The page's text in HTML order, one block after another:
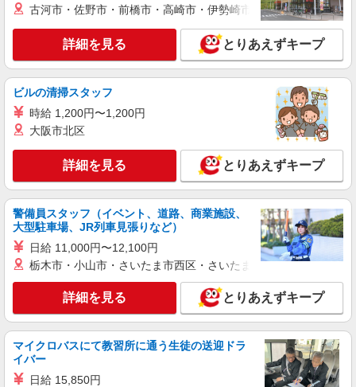
古河市・佐野市・前橋市・高崎市・伊勢崎市・太田市・館林市
詳細を見る とりあえずキープ
ビルの清掃スタッフ
時給 1,200円〜1,200円
大阪市北区
詳細を見る とりあえずキープ
警備員スタッフ（イベント、道路、商業施設、
大型駐車場、JR列車見張りなど）
日給 11,000円〜12,100円
栃木市・小山市・さいたま市西区・さいたま市岩槻区・久喜市・
詳細を見る とりあえずキープ
マイクロバスにて教習所に通う生徒の送迎ドラ
イバー
日給 15,850円